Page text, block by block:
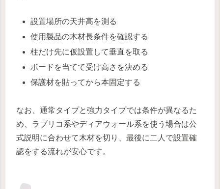
設置場所の天井高を測る
使用製品の木材長条件を確認する
柱だけ先に仮設置して垂直を取る
ボードを当てて受け高さを決める
保護材を貼ってから本固定する
なお、通常タイプと強力タイプでは条件が異なるた
め、ラブリコ系やディアウォール系を使う場合は公
式説明に合わせて木材を切り、最後に二人で設置確
認をする流れが安心です。